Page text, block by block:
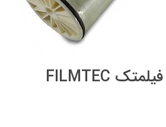
ممبران 8 اینچ فیلمتک FILMTEC